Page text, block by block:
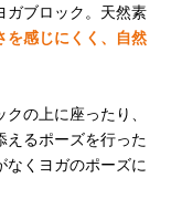
ガブロック。天然素
を感じにくく、自然
の上に座ったり、
えるポーズを行った
なくヨガのポーズに